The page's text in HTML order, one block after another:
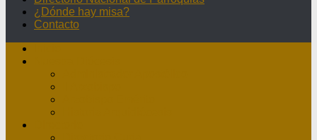
¿Dónde hay misa?
Contacto